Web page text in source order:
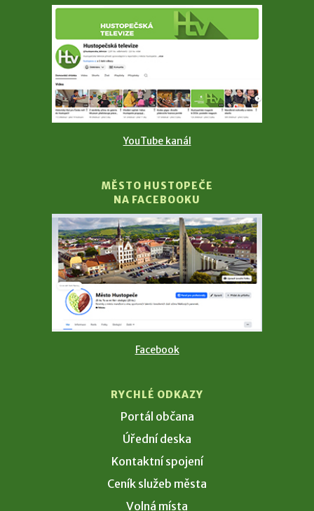
YouTube kanál
MĚSTO HUSTOPEČE
NA FACEBOOKU
Facebook
RYCHLÉ ODKAZY
Portál občana
Úřední deska
Kontaktní spojení
Ceník služeb města
Volná místa